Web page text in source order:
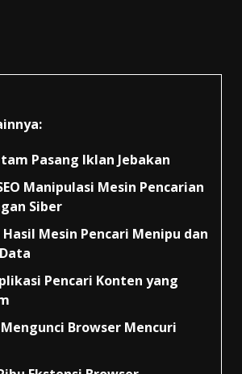
Pasang Iklan Jebakan
Manipulasi Mesin Pencarian
Siber
Mesin Pencari Menipu dan
Pencari Konten yang
Browser Mencuri